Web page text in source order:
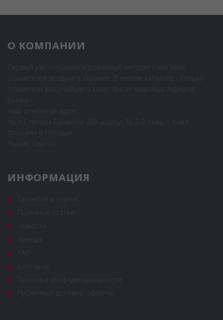
О КОМПАНИИ
ИНФОРМАЦИЯ